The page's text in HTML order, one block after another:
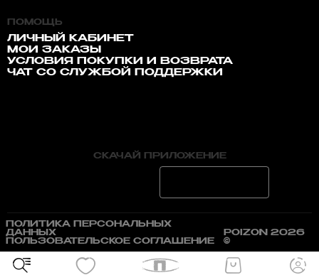
ПОМОЩЬ
ЛИЧНЫЙ КАБИНЕТ
МОИ ЗАКАЗЫ
УСЛОВИЯ ПОКУПКИ И ВОЗВРАТА
ЧАТ СО СЛУЖБОЙ ПОДДЕРЖКИ
СКАЧАЙ ПРИЛОЖЕНИЕ
ПОЛИТИКА ПЕРСОНАЛЬНЫХ
ДАННЫХ
ПОЛЬЗОВАТЕЛЬСКОЕ СОГЛАШЕНИЕ
POIZON 2026
©